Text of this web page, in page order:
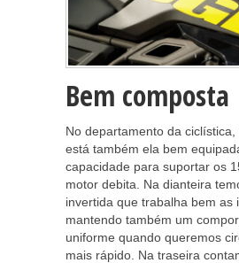
Bem composta
No departamento da ciclística,
está também ela bem
capacidade para suportar os
motor debita. Na dianteira
invertida que trabalha bem as
mantendo também um
uniforme quando queremos
mais rápido. Na traseira